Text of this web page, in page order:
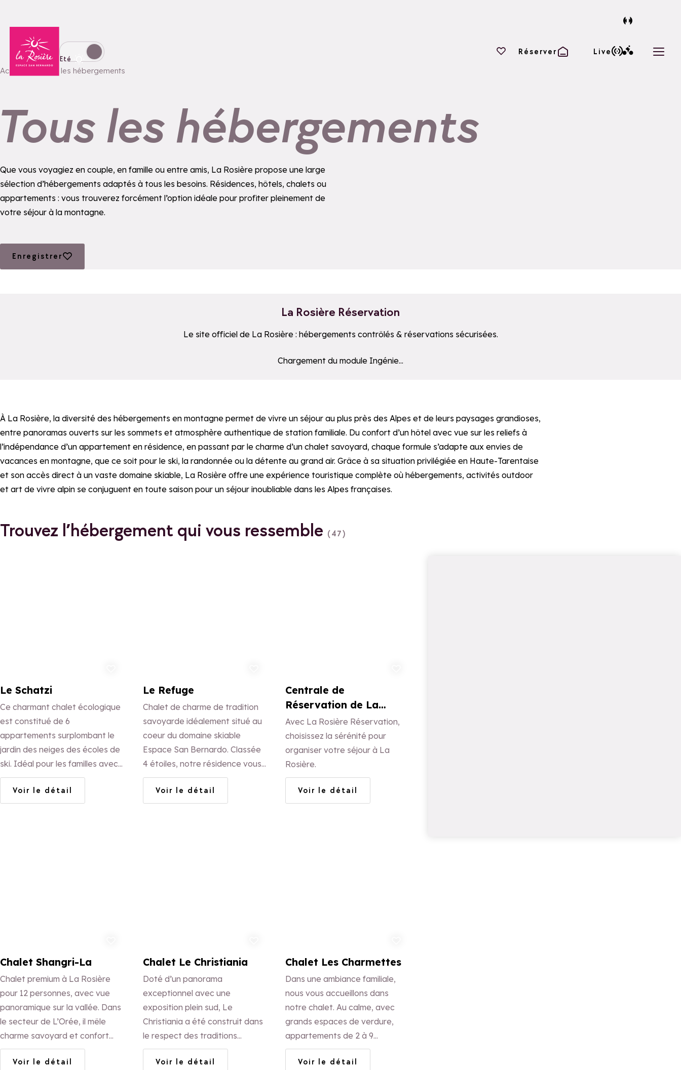
Basculer l'affichage en mode hiver
Eté
Vos favoris
Réserver Live
Accueil Tous les hébergements
les hébergements
Que vous voyagiez en couple, en famille ou entre amis, La Rosière propose une large
sélection d’hébergements adaptés à tous les besoins. Résidences, hôtels, chalets ou
appartements : vous trouverez forcément l’option idéale pour profiter pleinement de
votre séjour à la montagne.
Enregistrer
aux favoris
La Rosière Réservation
Le site officiel de La Rosière : hébergements contrôlés & réservations sécurisées.
Le moteur de recherche ci-dessous est fourni par un prestataire tiers et n'est pas accessible aux technologies d’assistance.
Chargement du module Ingénie...
À La Rosière, la diversité des hébergements en montagne permet de vivre un séjour au plus près des Alpes et de leurs paysages grandioses,
entre panoramas ouverts sur les sommets et atmosphère authentique de station familiale. Du confort d’un hôtel avec vue sur les reliefs à
l’indépendance d’un appartement en résidence, en passant par le charme d’un chalet savoyard, chaque formule s’adapte aux envies de
vacances en montagne, que ce soit pour le ski, la randonnée ou la détente au grand air. Grâce à sa situation privilégiée en Haute-Tarentaise
et son accès direct à un vaste domaine skiable, La Rosière offre une expérience touristique complète où hébergements, activités outdoor
et art de vivre alpin se conjuguent en toute saison pour un séjour inoubliable dans les Alpes françaises.
Trouvez l’hébergement qui vous ressemble (47)
Le Schatzi
Ce charmant chalet écologique
est constitué de 6
appartements surplombant le
jardin des neiges des écoles de
ski. Idéal pour les familles avec
enfants apprenant le ski. Le
plus : accès au front de neige
skis aux pieds.
Voir le détail
Le Refuge
Chalet de charme de tradition
savoyarde idéalement situé au
coeur du domaine skiable
Espace San Bernardo. Classée
4 étoiles, notre résidence vous
propose des appartements
chaleureux de haut standing
avec cheminée en pierre et wifi
Voir le détail
Centrale de
Réservation de La
Rosière
Avec La Rosière Réservation,
choisissez la sérénité pour
organiser votre séjour à La
Rosière.
Voir le détail
Chalet Shangri-La
Chalet premium à La Rosière
pour 12 personnes, avec vue
panoramique sur la vallée. Dans
le secteur de L’Orée, il mêle
charme savoyard et confort
haut de gamme : cheminée,
véranda lumineuse, balcons
Voir le détail
Chalet Le Christiania
Doté d’un panorama
exceptionnel avec une
exposition plein sud, Le
Christiania a été construit dans
le respect des traditions
montagnardes pierres et bois.
Yvette vous accueille dans une
Voir le détail
Chalet Les Charmettes
Dans une ambiance familiale,
nous vous accueillons dans
notre chalet. Au calme, avec
grands espaces de verdure,
appartements de 2 à 9
personnes, 35 à 110 m2, très
bien équipés, fonctionnels et
Voir le détail